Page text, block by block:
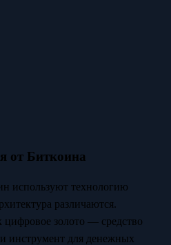
от Биткоина
используют технологию
различаются.
цифровое золото — средство
инструмент для денежных